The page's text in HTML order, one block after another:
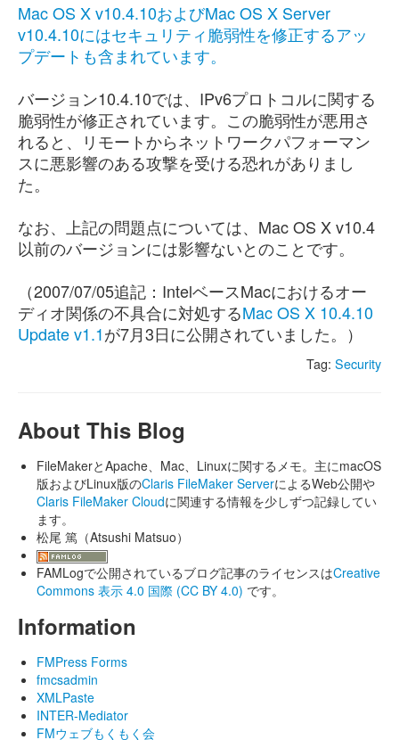
Mac OS X v10.4.10およびMac OS X Server
v10.4.10にはセキュリティ脆弱性を修正するアッ
プデートも含まれています。
バージョン10.4.10では、IPv6プロトコルに関する
脆弱性が修正されています。この脆弱性が悪用さ
れると、リモートからネットワークパフォーマン
スに悪影響のある攻撃を受ける恐れがありまし
た。
なお、上記の問題点については、Mac OS X v10.4
以前のバージョンには影響ないとのことです。
（2007/07/05追記：IntelベースMacにおけるオー
ディオ関係の不具合に対処するMac OS X 10.4.10
Update v1.1が7月3日に公開されていました。）
Tag: Security
About This Blog
FileMakerとApache、Mac、Linuxに関するメモ。主にmacOS
版およびLinux版のClaris FileMaker ServerによるWeb公開や
Claris FileMaker Cloudに関連する情報を少しずつ記録してい
ます。
松尾 篤（Atsushi Matsuo）
FAMLogで公開されているブログ記事のライセンスはCreative
Commons 表示 4.0 国際 (CC BY 4.0) です。
Information
FMPress Forms
fmcsadmin
XMLPaste
INTER-Mediator
FMウェブもくもく会